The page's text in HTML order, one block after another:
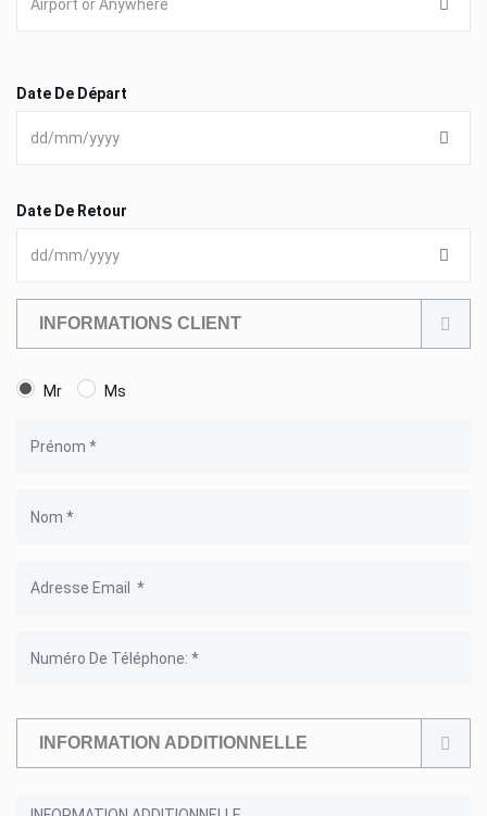
Date De Départ
Date De Retour
INFORMATIONS CLIENT
Mr Ms
INFORMATION ADDITIONNELLE